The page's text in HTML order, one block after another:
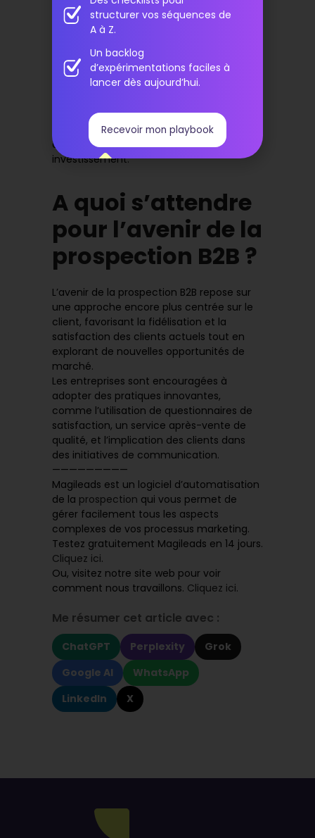
(CRM) et les outils de marketing ,
garantissant que toutes les parties
sur les prospects.
En somme, l’automatisation a permis aux
entreprises B2B de devenir plus agiles, de
maximiser l’efficacité de leurs stratégies
marketing tout en réduisant les coûts et
en augmentant le retour sur
investissement.
A quoi s’attendre
pour l’avenir de la
prospection B2B ?
L’avenir de la prospection B2B repose sur
une approche encore plus centrée sur le
client, favorisant la fidélisation et la
satisfaction des clients actuels tout en
explorant de nouvelles opportunités de
marché.
Les entreprises sont encouragées à
adopter des pratiques innovantes,
comme l’utilisation de questionnaires de
satisfaction, un service après-vente de
qualité, et l’implication des clients dans
des initiatives de communication.
—————————
Magileads est un logiciel d’automatisation
de la prospection qui vous permet de
gérer facilement tous les aspects
complexes de vos processus marketing.
Testez gratuitement Magileads en 14 jours.
Cliquez ici.
Ou, visitez notre site web pour voir
comment nous travaillons. Cliquez ici.
Me résumer cet article avec :
ChatGPT Perplexity
Grok
Google AI
WhatsApp
LinkedIn
X
structurer vos séquences de
A à Z.
Un backlog
d’expérimentations faciles à
lancer dès aujourd’hui.
Recevoir mon playbook